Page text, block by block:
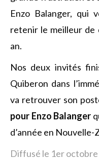
Enzo Balanger, qui
retenir le meilleur de
an.
Nos deux invités
Quiberon dans
va retrouver son
pour Enzo Balanger
d’année en Nouvelle-
Diffusé le 1er